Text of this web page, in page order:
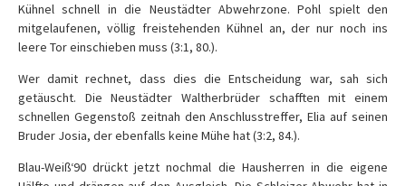
Kühnel schnell in die Neustädter Abwehrzone. Pohl spielt den
mitgelaufenen, völlig freistehenden Kühnel an, der nur noch ins
leere Tor einschieben muss (3:1, 80.).
Wer damit rechnet, dass dies die Entscheidung war, sah sich
getäuscht. Die Neustädter Waltherbrüder schafften mit einem
schnellen Gegenstoß zeitnah den Anschlusstreffer, Elia auf seinen
Bruder Josia, der ebenfalls keine Mühe hat (3:2, 84.).
Blau-Weiß‘90 drückt jetzt nochmal die Hausherren in die eigene